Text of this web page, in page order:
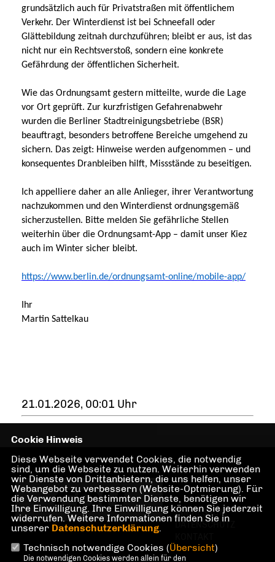
grundsätzlich auch für Privatstraßen mit öffentlichem
Verkehr. Der Winterdienst ist bei Schneefall oder
Glättebildung zeitnah durchzuführen; bleibt er aus, ist das
nicht nur ein Rechtsverstoß, sondern eine konkrete
Gefährdung der öffentlichen Sicherheit.
Wie das Ordnungsamt gestern mitteilte, wurde die Lage
vor Ort geprüft. Zur kurzfristigen Gefahrenabwehr
wurden die Berliner Stadtreinigungsbetriebe (BSR)
beauftragt, besonders betroffene Bereiche umgehend zu
sichern. Das zeigt: Hinweise werden aufgenommen – und
konsequentes Dranbleiben hilft, Missstände zu beseitigen.
Ich appelliere daher an alle Anlieger, ihrer Verantwortung
nachzukommen und den Winterdienst ordnungsgemäß
sicherzustellen. Bitte melden Sie gefährliche Stellen
weiterhin über die Ordnungsamt-App – damit unser Kiez
auch im Winter sicher bleibt.
https://www.berlin.de/ordnungsamt-online/mobile-app/
Ihr
Martin Sattelkau
21.01.2026, 00:01 Uhr
IMPRESSUM
DATENSCHUTZ
Cookie Hinweis
Diese Webseite verwendet Cookies, die notwendig
sind, um die Webseite zu nutzen. Weiterhin verwenden
wir Dienste von Drittanbietern, die uns helfen, unser
Webangebot zu verbessern (Website-Optmierung). Für
die Verwendung bestimmter Dienste, benötigen wir
Ihre Einwilligung. Ihre Einwilligung können Sie jederzeit
widerrufen. Weitere Informationen finden Sie in
unserer Datenschutzerklärung.
Technisch notwendige Cookies (Übersicht)
Die notwendigen Cookies werden allein für den